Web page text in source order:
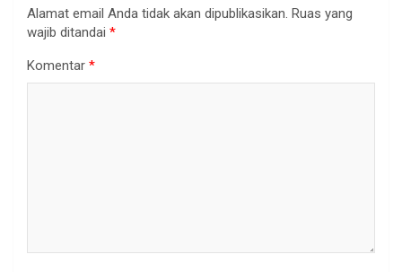
Alamat email Anda tidak akan dipublikasikan. Ruas yang
wajib ditandai *
Komentar *